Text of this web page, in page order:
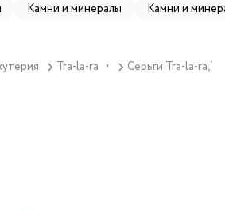
Камни и минералы Камни и
Tra-la-ra ▼ Серьги Tra-la-ra,